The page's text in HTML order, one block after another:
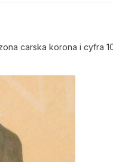
carska korona i cyfra